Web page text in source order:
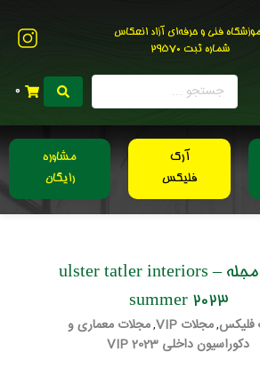
فنی و حرفه‌ای آزاد انعکاس
شماره ثبت 29570
0
آرک
فلیکس
مشاوره
رایگان
دانلود مجله ulster tatler interiors –
summer 2023
فلیکس,مجلات VIP ,مجلات معماری و
دکوراسیون داخلی 2023 VIP